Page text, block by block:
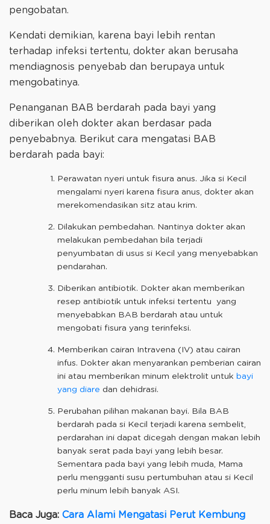
pengobatan.
Kendati demikian, karena bayi lebih rentan
terhadap infeksi tertentu, dokter akan berusaha
mendiagnosis penyebab dan berupaya untuk
mengobatinya.
Penanganan BAB berdarah pada bayi yang
diberikan oleh dokter akan berdasar pada
penyebabnya. Berikut cara mengatasi BAB
berdarah pada bayi:
Perawatan nyeri untuk fisura anus. Jika si Kecil
mengalami nyeri karena fisura anus, dokter akan
merekomendasikan sitz atau krim.
Dilakukan pembedahan. Nantinya dokter akan
melakukan pembedahan bila terjadi
penyumbatan di usus si Kecil yang menyebabkan
pendarahan.
Diberikan antibiotik. Dokter akan memberikan
resep antibiotik untuk infeksi tertentu yang
menyebabkan BAB berdarah atau untuk
mengobati fisura yang terinfeksi.
Memberikan cairan Intravena (IV) atau cairan
infus. Dokter akan menyarankan pemberian cairan
ini atau memberikan minum elektrolit untuk bayi
yang diare dan dehidrasi.
Perubahan pilihan makanan bayi. Bila BAB
berdarah pada si Kecil terjadi karena sembelit,
perdarahan ini dapat dicegah dengan makan lebih
banyak serat pada bayi yang lebih besar.
Sementara pada bayi yang lebih muda, Mama
perlu mengganti susu pertumbuhan atau si Kecil
perlu minum lebih banyak ASI.
Baca Juga: Cara Alami Mengatasi Perut Kembung